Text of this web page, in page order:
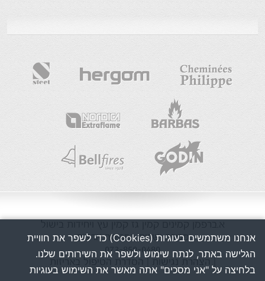
מכירה ושרות בפריסה ארצית
073-850-0480
| הצהרת נגישות
אנחנו משתמשים בעוגיות (Cookies) כדי לשפר את חוויית
הגלישה באתר, לנתח שימוש ולשפר את השירותים שלנו.
בלחיצה על "אני מסכים" אתה מאשר את השימוש בעוגיות